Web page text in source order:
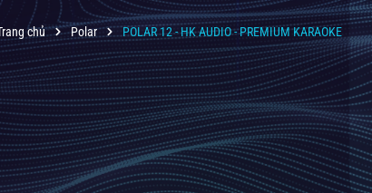
chủ Polar POLAR 12 - HK AUDIO - PREMIUM KARAOKE